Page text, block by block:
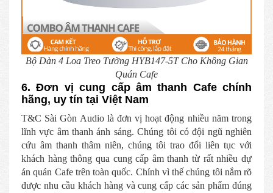
Bộ Dàn 4 Loa Treo Tường HYB147-5T Cho Không Gian
Quán Cafe
6. Đơn vị cung cấp âm thanh Cafe chính
hãng, uy tín tại Việt Nam
T&C Sài Gòn Audio là đơn vị hoạt động nhiều năm trong
lĩnh vực âm thanh ánh sáng. Chúng tôi có đội ngũ nghiên
cứu âm thanh thâm niên, chúng tôi trao đổi liên tục với
khách hàng thông qua cung cấp âm thanh từ rất nhiều dự
án quán Cafe trên toàn quốc. Chính vì thế chúng tôi nắm rõ
được nhu cầu khách hàng và cung cấp các sản phẩm đúng